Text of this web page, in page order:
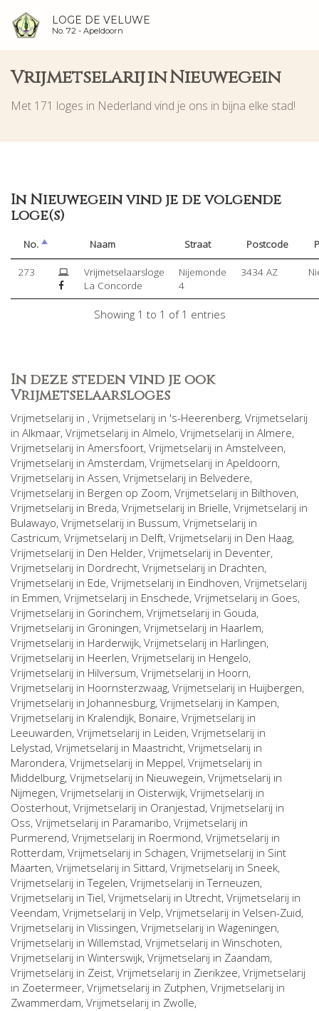
LOGE DE VELUWE
No. 72 -Apeldoorn
Vrijmetselarij in Nieuwegein
Met 171 loges in Nederland vind je ons in bijna elke stad!
In Nieuwegein vind je de volgende
loge(s)
No. Naam Straat Postcode
273
Vrijmetselaarsloge
La Concorde
Nijemonde
4
3434 AZ
Showing 1 to 1 of 1 entries
In deze steden vind je ook
Vrijmetselaarsloges
Vrijmetselarij in , Vrijmetselarij in 's-Heerenberg, Vrijmetselarij
in Alkmaar, Vrijmetselarij in Almelo, Vrijmetselarij in Almere,
Vrijmetselarij in Amersfoort, Vrijmetselarij in Amstelveen,
Vrijmetselarij in Amsterdam, Vrijmetselarij in Apeldoorn,
Vrijmetselarij in Assen, Vrijmetselarij in Belvedere,
Vrijmetselarij in Bergen op Zoom, Vrijmetselarij in Bilthoven,
Vrijmetselarij in Breda, Vrijmetselarij in Brielle, Vrijmetselarij in
Bulawayo, Vrijmetselarij in Bussum, Vrijmetselarij in
Castricum, Vrijmetselarij in Delft, Vrijmetselarij in Den Haag,
Vrijmetselarij in Den Helder, Vrijmetselarij in Deventer,
Vrijmetselarij in Dordrecht, Vrijmetselarij in Drachten,
Vrijmetselarij in Ede, Vrijmetselarij in Eindhoven, Vrijmetselarij
in Emmen, Vrijmetselarij in Enschede, Vrijmetselarij in Goes,
Vrijmetselarij in Gorinchem, Vrijmetselarij in Gouda,
Vrijmetselarij in Groningen, Vrijmetselarij in Haarlem,
Vrijmetselarij in Harderwijk, Vrijmetselarij in Harlingen,
Vrijmetselarij in Heerlen, Vrijmetselarij in Hengelo,
Vrijmetselarij in Hilversum, Vrijmetselarij in Hoorn,
Vrijmetselarij in Hoornsterzwaag, Vrijmetselarij in Huijbergen,
Vrijmetselarij in Johannesburg, Vrijmetselarij in Kampen,
Vrijmetselarij in Kralendijk, Bonaire, Vrijmetselarij in
Leeuwarden, Vrijmetselarij in Leiden, Vrijmetselarij in
Lelystad, Vrijmetselarij in Maastricht, Vrijmetselarij in
Marondera, Vrijmetselarij in Meppel, Vrijmetselarij in
Middelburg, Vrijmetselarij in Nieuwegein, Vrijmetselarij in
Nijmegen, Vrijmetselarij in Oisterwijk, Vrijmetselarij in
Oosterhout, Vrijmetselarij in Oranjestad, Vrijmetselarij in
Oss, Vrijmetselarij in Paramaribo, Vrijmetselarij in
Purmerend, Vrijmetselarij in Roermond, Vrijmetselarij in
Rotterdam, Vrijmetselarij in Schagen, Vrijmetselarij in Sint
Maarten, Vrijmetselarij in Sittard, Vrijmetselarij in Sneek,
Vrijmetselarij inTegelen, Vrijmetselarij inTerneuzen,
Vrijmetselarij inTiel, Vrijmetselarij in Utrecht, Vrijmetselarij in
Veendam, Vrijmetselarij in Velp, Vrijmetselarij in Velsen-Zuid,
Vrijmetselarij in Vlissingen, Vrijmetselarij in Wageningen,
Vrijmetselarij in Willemstad, Vrijmetselarij in Winschoten,
Vrijmetselarij in Winterswijk, Vrijmetselarij in Zaandam,
Vrijmetselarij in Zeist, Vrijmetselarij in Zierikzee, Vrijmetselarij
in Zoetermeer, Vrijmetselarij in Zutphen, Vrijmetselarij in
Zwammerdam, Vrijmetselarij in Zwolle,